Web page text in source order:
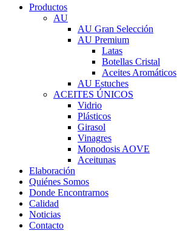
Productos
AU
AU Gran Selección
AU Premium
Latas
Botellas Cristal
Aceites Aromáticos
AU Estuches
ACEITES ÚNICOS
Vidrio
Plásticos
Girasol
Vinagres
Monodosis AOVE
Aceitunas
Elaboración
Quiénes Somos
Donde Encontrarnos
Calidad
Noticias
Contacto